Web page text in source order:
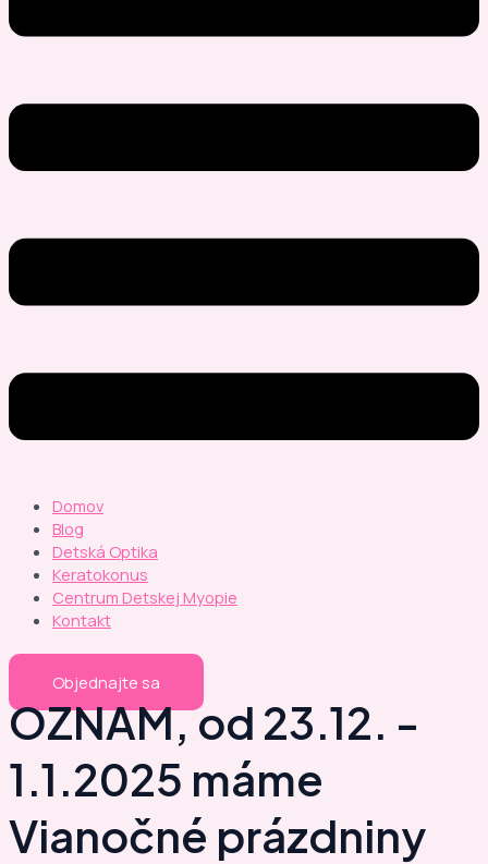
Domov
Blog
Detská Optika
Keratokonus
Centrum Detskej Myopie
Kontakt
Objednajte sa
OZNAM, od 23.12. -
1.1.2025 máme
Vianočné prázdniny